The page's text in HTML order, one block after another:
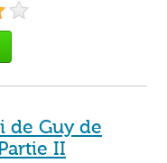
de Guy de
II